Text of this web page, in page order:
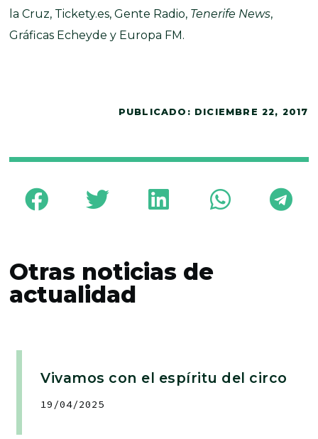
la Cruz, Tickety.es, Gente Radio, Tenerife News,
Gráficas Echeyde y Europa FM.
PUBLICADO: DICIEMBRE 22, 2017
Otras noticias de
actualidad
Vivamos con el espíritu del circo
19/04/2025